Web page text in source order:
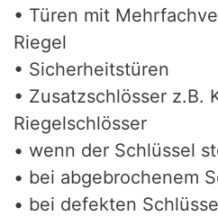
• Türen mit
Riegel
• Sicherheitstüren
• Zusatzschlösser z.B.
Riegelschlösser
• wenn der Schlüssel
• bei abgebrochenem
• bei defekten